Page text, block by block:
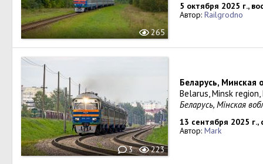
265
5 октября 2025 г.,
Автор: Railgrodno
3 223
Беларусь, Минская
Belarus, Minsk
Беларусь, Мінская
13 сентября 2025 г.,
Автор: Mark